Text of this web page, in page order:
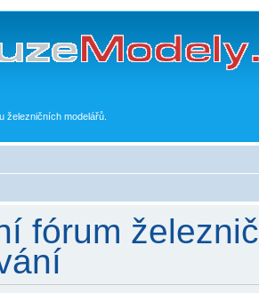
železničních modelářů.
fórum